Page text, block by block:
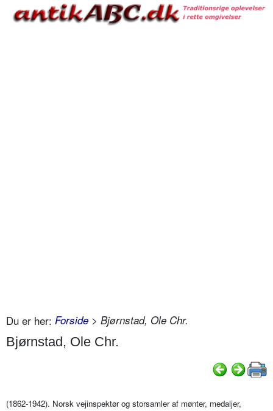
Du er her: Forside > Bjørnstad, Ole Chr.
Bjørnstad, Ole Chr.
(1862-1942). Norsk vejinspektør og storsamler af mønter, medaljer,